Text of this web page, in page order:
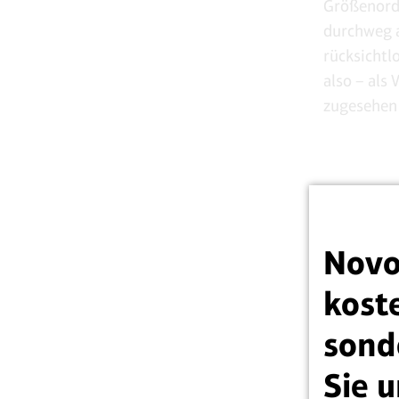
durchweg
also – als
Sie